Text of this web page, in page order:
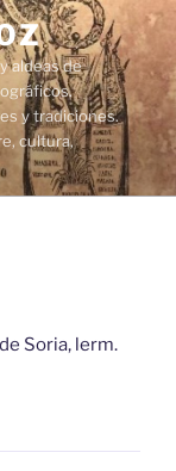
aldeas de
y tradiciones.
cultura,
Soria, lerm.